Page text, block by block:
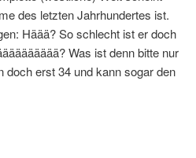
des letzten Jahrhundertes ist.
Häää? So schlecht ist er doch
Was ist denn bitte nur
doch erst 34 und kann sogar den